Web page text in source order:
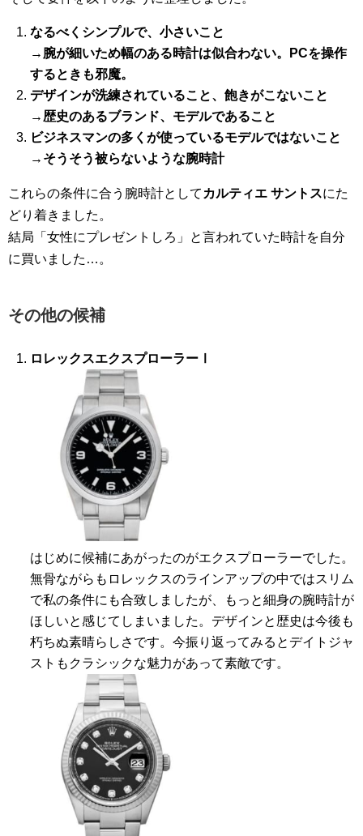
なるべくシンプルで、小さいこと
→腕が細いため幅のある時計は似合わない。PCを操作
するときも邪魔。
デザインが洗練されていること、飽きがこないこと
→歴史のあるブランド、モデルであること
ビジネスマンの多くが使っているモデルではないこと
→そうそう被らないような腕時計
これらの条件に合う腕時計としてカルティエ サントスにた
どり着きました。
結局「女性にプレゼントしろ」と言われていた時計を自分
に買いました…。
その他の候補
ロレックスエクスプローラーⅠ
はじめに候補にあがったのがエクスプローラーでした。
無骨ながらもロレックスのラインアップの中ではスリム
で私の条件にも合致しましたが、もっと細身の腕時計が
ほしいと感じてしまいました。デザインと歴史は今後も
朽ちぬ素晴らしさです。今振り返ってみるとデイトジャ
ストもクラシックな魅力があって素敵です。